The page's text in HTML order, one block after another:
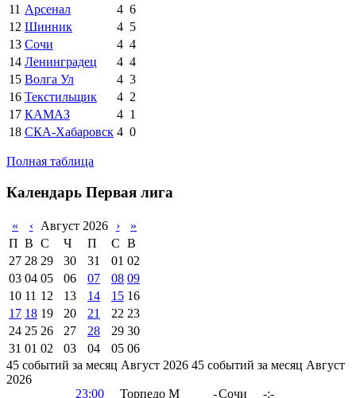
11 Арсенал 4 6
12 Шинник 4 5
13 Сочи 4 4
14 Ленинградец 4 4
15 Волга Ул 4 3
16 Текстильщик 4 2
17 КАМАЗ 4 1
18 СКА-Хабаровск 4 0
Полная таблица
Календарь Первая лига
« ‹ Август 2026 ›
»
П В С Ч П С В
27 28 29 30 31 01 02
03 04 05 06 07 08 09
10 11 12 13 14 15 16
17 18 19 20 21 22 23
24 25 26 27 28 29 30
31 01 02 03 04 05 06
45 событий за месяц Август 2026 45 событий за месяц Август
2026
23:00
Торпедо М -Сочи
-:-